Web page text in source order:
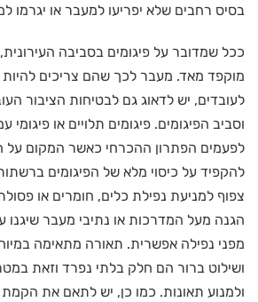
בסיס רחבים שלא יפריעו למעבר או יגרמו
ככל שמדובר על פיגומים בסביבה
מוקפד מאד. מעבר לכך שהם צריכים להיות
לעובדים, יש לדאוג גם לבטיחות הציבור
וסביב הפיגומים. פיגומים תלויים או פיגומי
לפעמים הפתרון ההכרחי כאשר המקום על
להקפיד על כיסוי מלא של הפיגומים
צפוף למניעת נפילת כלים, חומרים או
הגנה מעל המדרכות או נתיבי מעבר שיגנו
מפני נפילה אפשרית. תאורה מתאימה
ושילוט ברור הם חלק בלתי נפרד וזאת
ולמנוע תאונות. כמו כן, יש לתאם את הקמת